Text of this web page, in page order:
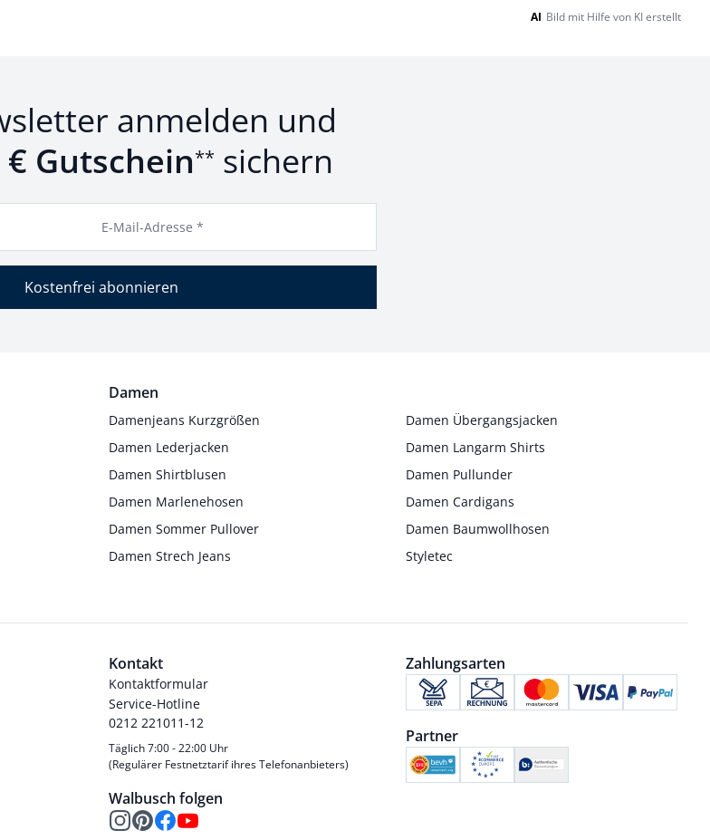
AI Bild mit Hilfe von KI erstellt
anmelden und
€ Gutschein** sichern
E-Mail-Adresse *
Kostenfrei abonnieren
Damen
Damenjeans Kurzgrößen
Damen Übergangsjacken
Damen Lederjacken
Damen Langarm Shirts
Damen Shirtblusen
Damen Pullunder
Damen Marlenehosen
Damen Cardigans
Damen Sommer Pullover
Damen Baumwollhosen
Damen Strech Jeans
Styletec
Kontakt
Kontaktformular
Service-Hotline
0212 221011-12
Täglich 7:00 - 22:00 Uhr
(Regulärer Festnetztarif ihres Telefonanbieters)
Walbusch folgen
Zahlungsarten
Partner